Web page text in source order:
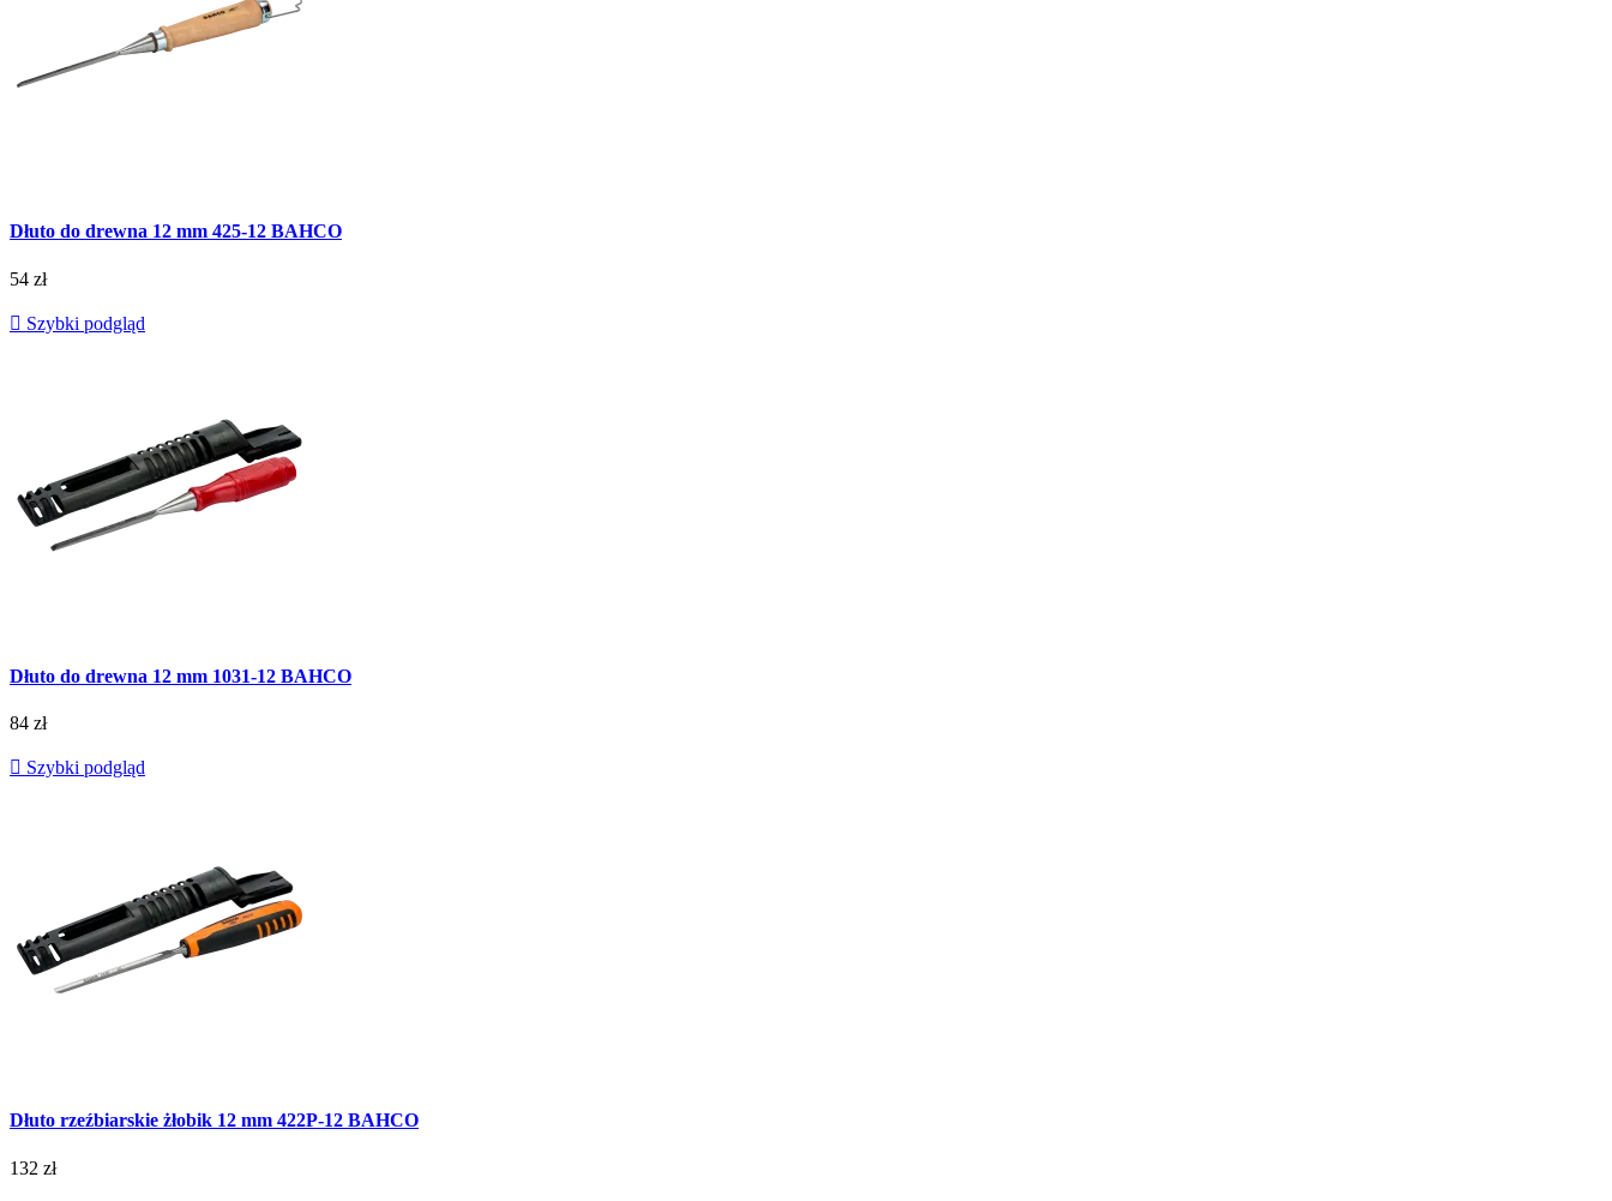
Dłuto do drewna 12 mm 425-12 BAHCO
54 zł
 Szybki podgląd
Dłuto do drewna 12 mm 1031-12 BAHCO
84 zł
 Szybki podgląd
Dłuto rzeźbiarskie żłobik 12 mm 422P-12 BAHCO
132 zł